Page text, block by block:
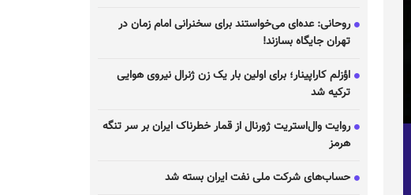
روحانی: عده‌ای می‌خواستند برای سخنرانی امام زمان در
تهران جایگاه بسازند!
اؤزلم کاراپینار؛ برای اولین بار یک زن ژنرال نیروی هوایی
ترکیه شد
روایت وال‌استریت ژورنال از قمار خطرناک ایران بر سر تنگه
هرمز
حساب‌های شرکت ملی نفت ایران بسته شد